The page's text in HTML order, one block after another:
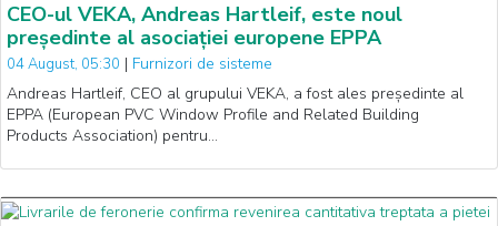
CEO-ul VEKA, Andreas Hartleif, este noul
președinte al asociației europene EPPA
04 August, 05:30 | Furnizori de sisteme
Andreas Hartleif, CEO al grupului VEKA, a fost ales președinte al
EPPA (European PVC Window Profile and Related Building
Products Association) pentru…